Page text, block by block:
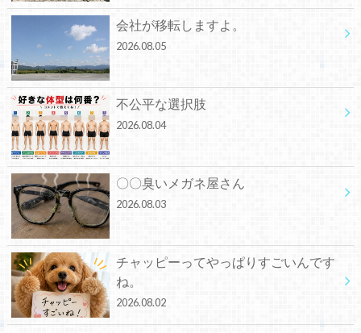
会社が移転しますよ。
2026.08.05
不公平な選択肢
2026.08.04
〇〇臭いメガネ屋さん
2026.08.03
チャッピーってやっぱりすごいんです
ね。
2026.08.02